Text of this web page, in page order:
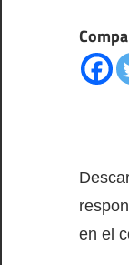
en el